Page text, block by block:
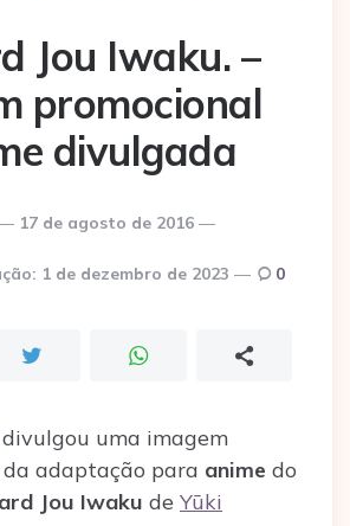
Jou Iwaku. –
promocional
divulgada
17 de agosto de 2016
1 de dezembro de 2023 0
divulgou uma imagem
adaptação para anime do
Jou Iwaku de Yūki